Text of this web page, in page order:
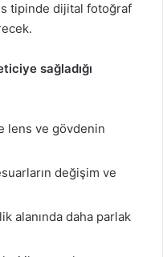
tipinde dijital fotoğraf
sağladığı
lens ve gövdenin
değişim ve
alanında daha parlak